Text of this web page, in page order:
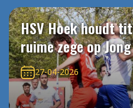
HSV Hoek houdt
ruime zege op
27-04-2026